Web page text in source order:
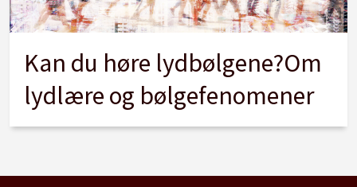
Kan du høre lydbølgene?Om
lydlære og bølgefenomener